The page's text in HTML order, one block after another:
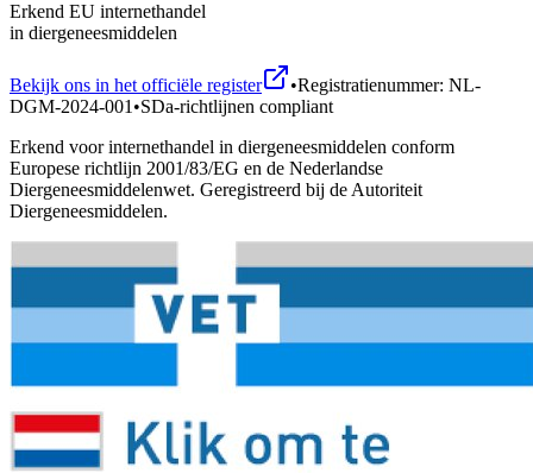
Erkend EU internethandel
in diergeneesmiddelen
Bekijk ons in het officiële register •Registratienummer: NL-
DGM-2024-001 •SDa-richtlijnen compliant
Erkend voor internethandel in diergeneesmiddelen conform
Europese richtlijn 2001/83/EG en de Nederlandse
Diergeneesmiddelenwet. Geregistreerd bij de Autoriteit
Diergeneesmiddelen.